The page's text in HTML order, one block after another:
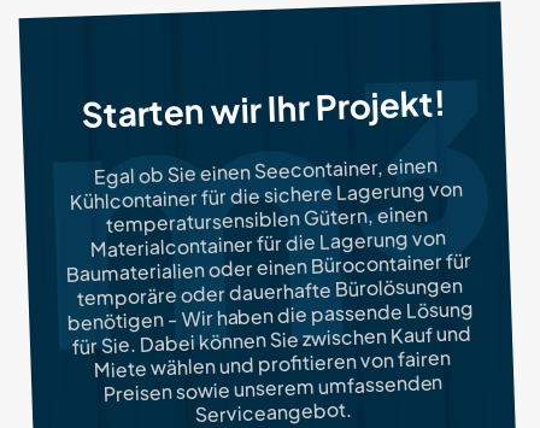
Starten wir Ihr Projekt!
Egal ob Sie einen Seecontainer, einen
Kühlcontainer für die sichere Lagerung von
temperatursensiblen Gütern, einen
Materialcontainer für die Lagerung von
Baumaterialien oder einen Bürocontainer für
temporäre oder dauerhafte Bürolösungen
benötigen - Wir haben die passende Lösung
für Sie. Dabei können Sie zwischen Kauf und
Miete wählen und profitieren von fairen
Preisen sowie unserem umfassenden
Serviceangebot.